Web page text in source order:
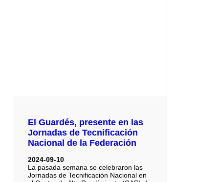
El Guardés, presente en las
Jornadas de Tecnificación
Nacional de la Federación
2024-09-10
La pasada semana se celebraron las
Jornadas de Tecnificación Nacional en